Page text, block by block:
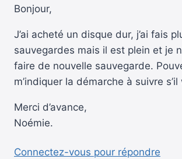
Bonjour,
J’ai acheté un disque dur, j’ai fais
sauvegardes mais il est plein et je
faire de nouvelle sauvegarde.
m’indiquer la démarche à suivre
Merci d’avance,
Noémie.
Connectez-vous pour répondre